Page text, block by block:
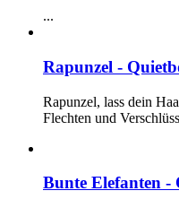
...
Rapunzel -
Rapunzel, lass dein
Flechten und
Bunte Elefanten -